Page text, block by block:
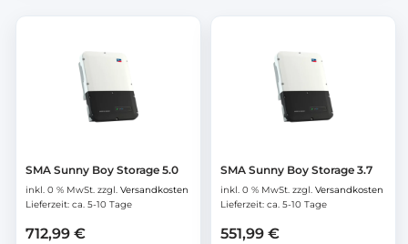
SMA Sunny Boy Storage 5.0
inkl. 0 % MwSt. zzgl. Versandkosten
Lieferzeit: ca. 5-10 Tage
712,99 €
SMA Sunny Boy Storage 3.7
inkl. 0 % MwSt. zzgl. Versandkosten
Lieferzeit: ca. 5-10 Tage
551,99 €